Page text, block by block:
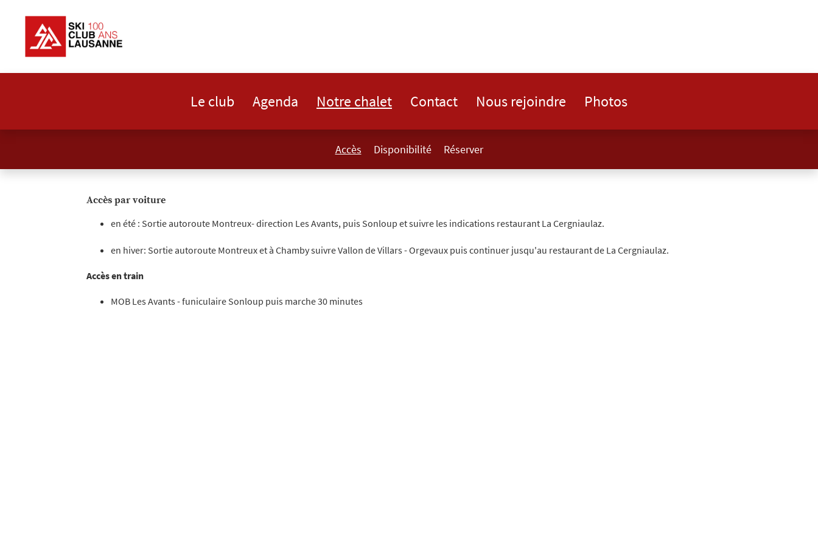
Le club Agenda Notre chalet Contact Nous rejoindre Photos
Accès Disponibilité Réserver
Accès par voiture
en été : Sortie autoroute Montreux- direction Les Avants, puis Sonloup et suivre les indications restaurant La Cergniaulaz.
en hiver: Sortie autoroute Montreux et à Chamby suivre Vallon de Villars - Orgevaux puis continuer jusqu'au restaurant de La Cergniaulaz.
Accès en train
MOB Les Avants - funiculaire Sonloup puis marche 30 minutes